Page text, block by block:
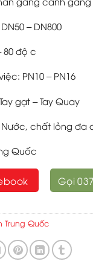
– DN800
80 độ c
PN10 – PN16
gạt – Tay Quay
Nước, chất lỏng đa
Quốc
Gọi
Trung Quốc